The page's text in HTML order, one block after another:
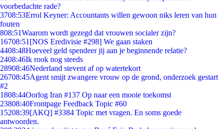
voorbedachte rade?
3708:53Errol Keyner: Accountants willen gewoon niks leren van hun
fouten
808:51Waarom wordt gezegd dat vrouwen socialer zijn?
16708:51 [NOS Eredivisie #298] We gaan staken
4408:48Hoeveel geld spendeer jij aan je beginnende relatie?
2408:46Ik rook nog steeds
28908:46Nederland stevent af op watertekort
26708:45Agent smijt zwangere vrouw op de grond, onderzoek gestart
#2
1808:44Oorlog Iran #137 Op naar een mooie toekomst
23808:40Frontpage Feedback Topic #60
15208:39[AKQ] #3384 Topic met vragen. En soms goede
antwoorden.